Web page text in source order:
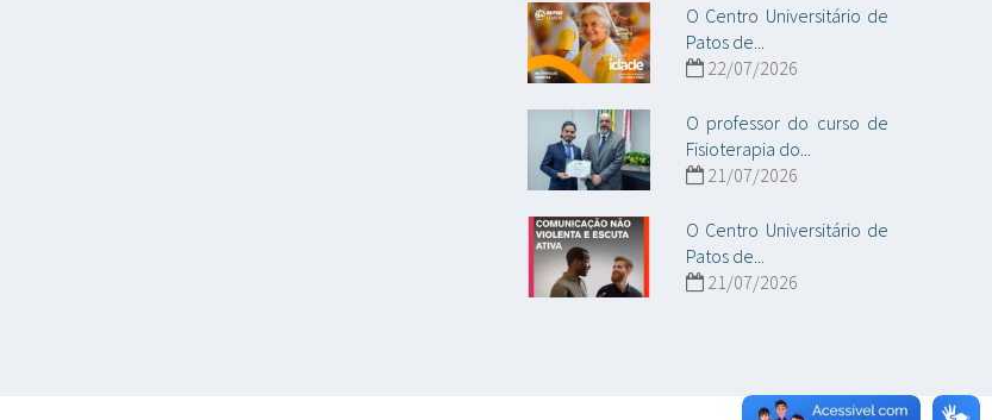
O Centro Universitário de
Patos de...
22/07/2026
O professor do curso de
Fisioterapia do...
21/07/2026
O Centro Universitário de
Patos de...
21/07/2026